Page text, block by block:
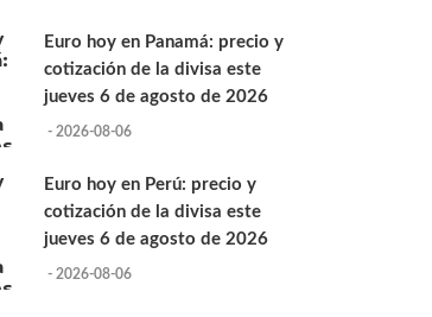
Euro hoy en Panamá: precio y
cotización de la divisa este
jueves 6 de agosto de 2026
- 2026-08-06
Euro hoy en Perú: precio y
cotización de la divisa este
jueves 6 de agosto de 2026
- 2026-08-06